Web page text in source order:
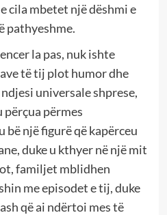
cila mbetet një dëshmi e
pathyeshme.
la pas, nuk ishte
të tij plot humor dhe
universale shprese,
përçua përmes
bë një figurë që kapërceu
duke u kthyer në një mit
familjet mblidhen
me episodet e tij, duke
që ai ndërtoi mes të